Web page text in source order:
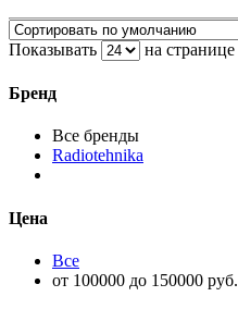
Показывать на странице
Бренд
Все бренды
Radiotehnika
Цена
Все
от 100000 до 150000 руб.